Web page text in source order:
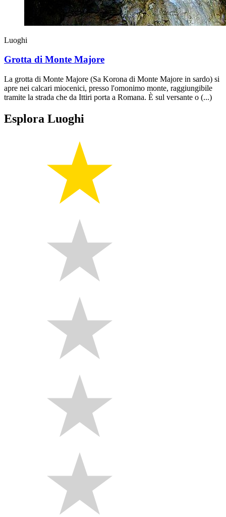
Luoghi
Grotta di Monte Majore
La grotta di Monte Majore (Sa Korona di Monte Majore in sardo) si
apre nei calcari miocenici, presso l'omonimo monte, raggiungibile
tramite la strada che da Ittiri porta a Romana. È sul versante o (...)
Esplora Luoghi